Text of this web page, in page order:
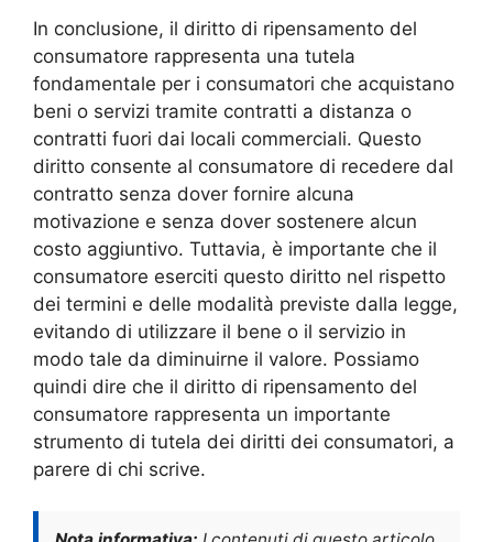
In conclusione, il diritto di ripensamento del
consumatore rappresenta una tutela
fondamentale per i consumatori che acquistano
beni o servizi tramite contratti a distanza o
contratti fuori dai locali commerciali. Questo
diritto consente al consumatore di recedere dal
contratto senza dover fornire alcuna
motivazione e senza dover sostenere alcun
costo aggiuntivo. Tuttavia, è importante che il
consumatore eserciti questo diritto nel rispetto
dei termini e delle modalità previste dalla legge,
evitando di utilizzare il bene o il servizio in
modo tale da diminuirne il valore. Possiamo
quindi dire che il diritto di ripensamento del
consumatore rappresenta un importante
strumento di tutela dei diritti dei consumatori, a
parere di chi scrive.